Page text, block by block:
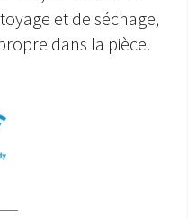
et de séchage,
dans la pièce.